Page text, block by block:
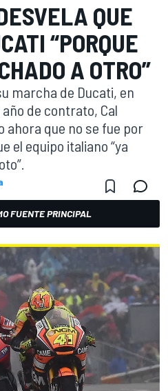
QUE
“PORQUE
A OTRO”
marcha de Ducati, en
de contrato, Cal
ahora que no se fue por
el equipo italiano “ya
FUENTE PRINCIPAL